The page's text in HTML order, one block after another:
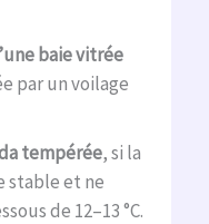
baie vitrée
par un voilage
tempérée, si la
stable et ne
de 12–13 °C.